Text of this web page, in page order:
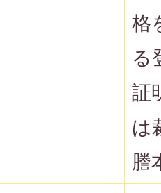
格
る
証
は
謄